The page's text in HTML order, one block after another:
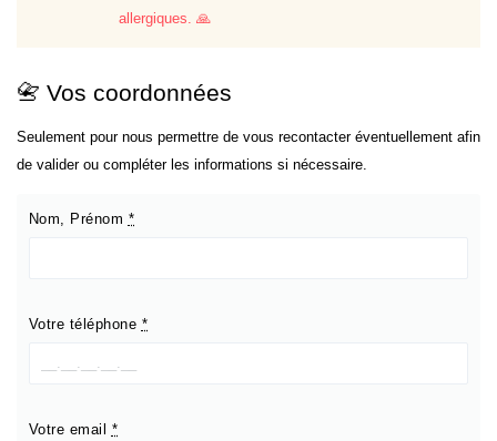
allergiques. 🙏
📇 Vos coordonnées
Seulement pour nous permettre de vous recontacter éventuellement afin
de valider ou compléter les informations si nécessaire.
Nom, Prénom *
Votre téléphone *
Votre email *